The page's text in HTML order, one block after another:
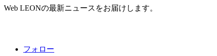
Web LEONの最新ニュースをお届けします。
フォロー